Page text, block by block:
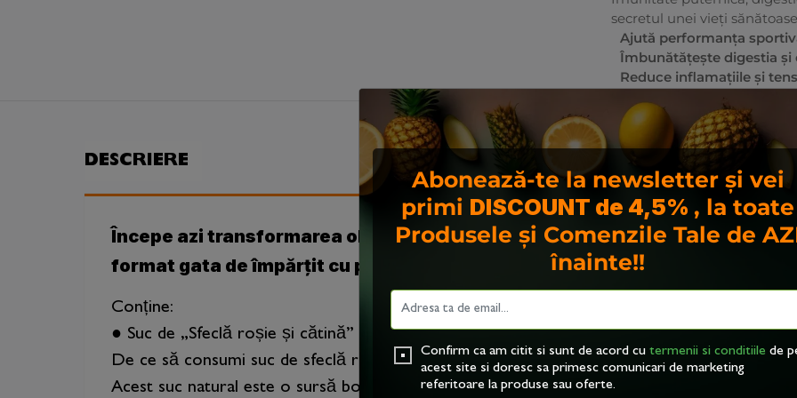
secretul unei vieți
Ajută performanța
Îmbunătățește digestia și
Reduce inflamațiile și
DESCRIERE
Începe azi transformarea obiceiurilor alimentare cu cea mai bună soluție
format gata de împărțit cu prietenii și familia!
Conține:
● Suc de „Sfeclă roșie și cătină” 3L (80% sfeclă, 20% cătină).
De ce să consumi suc de sfeclă roșie și cătină?
Acest suc natural este o sursă bogată de vitamine și antioxidanți, esențiali pentru buna
Abonează-te la newsletter și vei
primi DISCOUNT de 4,5% , la toate
Produsele și Comenzile Tale de
înainte!!
Confirm ca am citit si sunt de acord cu termenii si conditiile de
acest site si doresc sa primesc comunicari de marketing
referitoare la produse sau oferte.